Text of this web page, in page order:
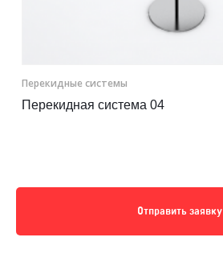
Перекидные системы
Перекидная система 04
Отправить заявку